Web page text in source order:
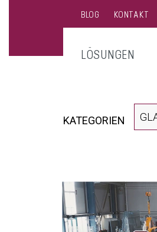
BLOG KONTAKT
LÖSUNGEN
KATEGORIEN